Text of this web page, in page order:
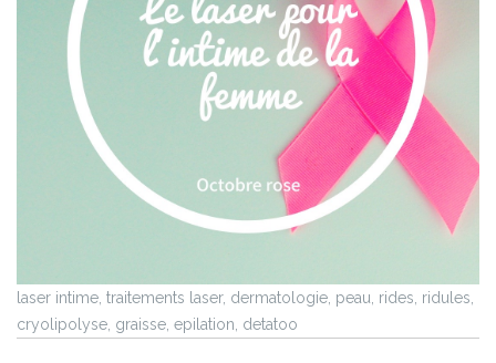
laser intime, traitements laser, dermatologie, peau, rides, ridules,
cryolipolyse, graisse, epilation, detatoo